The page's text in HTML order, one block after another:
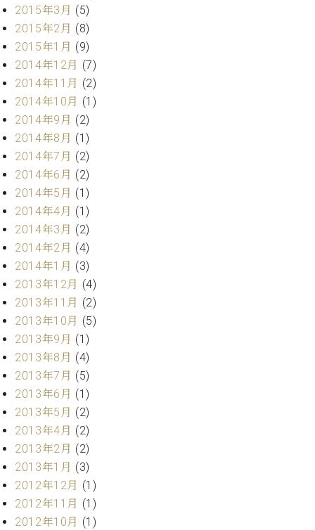
2015年3月 (5)
2015年2月 (8)
2015年1月 (9)
2014年12月 (7)
2014年11月 (2)
2014年10月 (1)
2014年9月 (2)
2014年8月 (1)
2014年7月 (2)
2014年6月 (2)
2014年5月 (1)
2014年4月 (1)
2014年3月 (2)
2014年2月 (4)
2014年1月 (3)
2013年12月 (4)
2013年11月 (2)
2013年10月 (5)
2013年9月 (1)
2013年8月 (4)
2013年7月 (5)
2013年6月 (1)
2013年5月 (2)
2013年4月 (2)
2013年2月 (2)
2013年1月 (3)
2012年12月 (1)
2012年11月 (1)
2012年10月 (1)